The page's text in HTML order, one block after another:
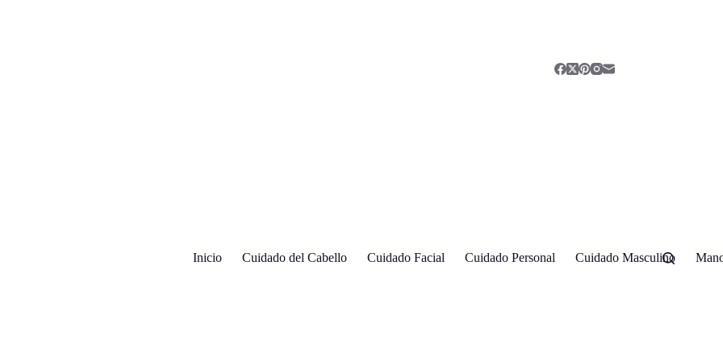
Inicio Cuidado del Cabello Cuidado Facial Cuidado Personal Cuidado Masculino